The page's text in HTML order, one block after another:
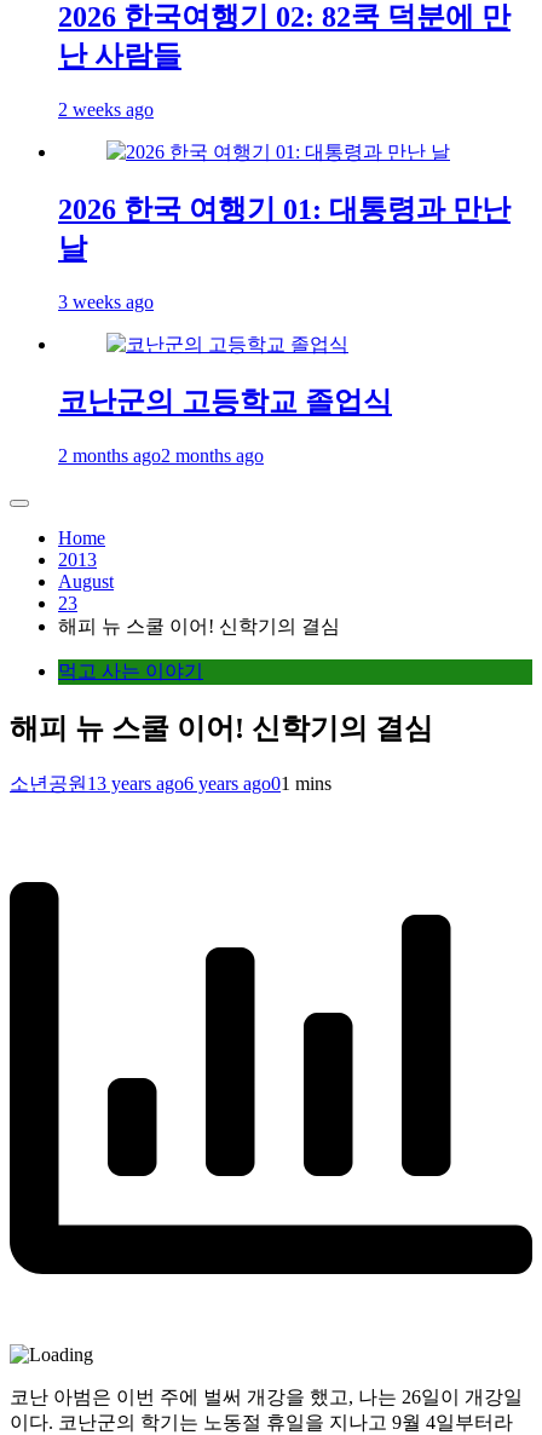
2026 한국여행기 02: 82쿡 덕분에 만
난 사람들
2 weeks ago
2026 한국 여행기 01: 대통령과 만난
날
3 weeks ago
코난군의 고등학교 졸업식
2 months ago2 months ago
Home
2013
August
23
해피 뉴 스쿨 이어! 신학기의 결심
먹고 사는 이야기
해피 뉴 스쿨 이어! 신학기의 결심
소년공원 13 years ago6 years ago01 mins
코난 아범은 이번 주에 벌써 개강을 했고, 나는 26일이 개강일
이다. 코난군의 학기는 노동절 휴일을 지나고 9월 4일부터라